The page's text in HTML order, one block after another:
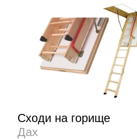
Сходи на горище
Дах